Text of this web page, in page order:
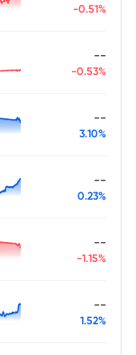
-0.51%
--
-0.53%
--
3.10%
--
0.23%
--
-1.15%
--
1.52%